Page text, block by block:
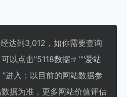
达到3,012，如你需要查询
以点击"5118数据 ""爱站
"进入；以目前的网站数据参
据为准，更多网站价值评估